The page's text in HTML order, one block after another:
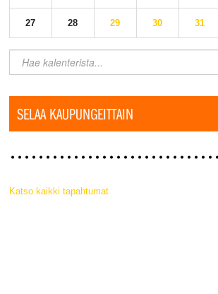
27 28 29 30 31
SELAA KAUPUNGEITTAIN
Katso kaikki tapahtumat